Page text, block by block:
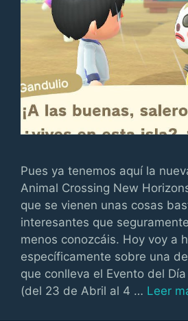
Pues ya tenemos aquí la
Animal Crossing New
que se vienen unas cosas
interesantes que
menos conozcáis. Hoy voy a
específicamente sobre una
que conlleva el Evento del
(del 23 de Abril al 4 … Leer